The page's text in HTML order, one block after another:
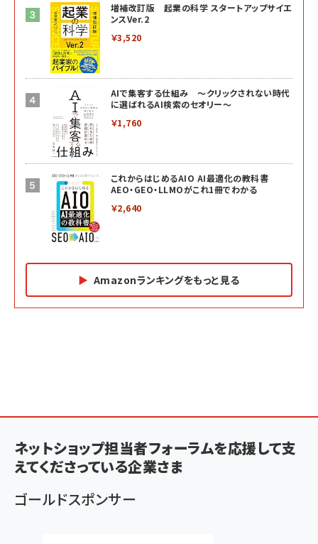
増補改訂版 起業の科学 スタートアップサイエ
ンスVer.2
￥3,520
AIで集客する仕組み ～クリックされない時代
に選ばれるAI検索のセオリー～
￥1,760
これからはじめるAIO AI最適化の教科書
AEO・GEO・LLMOがこれ1冊でわかる
￥2,640
Amazonランキングをもっと見る
￥1,980
￥1,815
スペシャルエディション[王道エンタメの矜持／
BTS]
￥1,100
anan(アンアン)2026/07/08号 No.2502[2026
￥2,200
￥2,750
ネットショップ担当者フォーラムを応援して支
えてくださっている企業さま
ゴールドスポンサー